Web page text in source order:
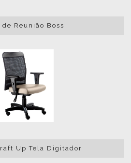
de Reunião Boss
Up Tela Digitador